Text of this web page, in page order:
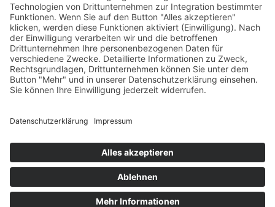
Aktuelle Nachrichten aus dem MKK-Kreis.
Kontaktiere uns:team@mkk-echo.de
JetztBericht einreichen
Folge uns auf SocialMedia
© All rights reserved Main-Kinzig Echo